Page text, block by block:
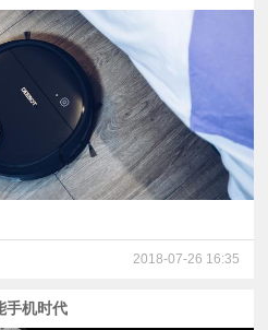
2018-07-26 16:35
手机时代